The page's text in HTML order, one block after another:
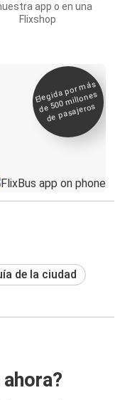
app o en una
Flixshop
Elegida por
más
de 500
millones
de pasajeros
de la ciudad